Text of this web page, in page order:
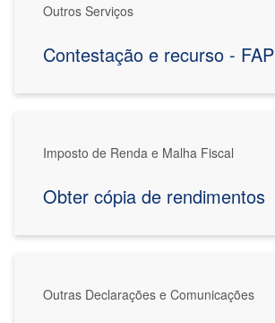
Outros Serviços
Contestação e recurso - FAP
Imposto de Renda e Malha Fiscal
Obter cópia de rendimentos
Outras Declarações e Comunicações